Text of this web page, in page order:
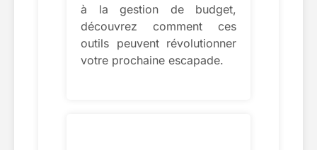
à la gestion de budget,
découvrez comment ces
outils peuvent révolutionner
votre prochaine escapade.